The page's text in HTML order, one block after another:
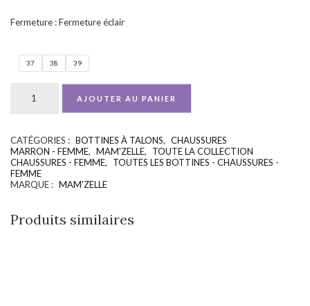
Fermeture : Fermeture éclair
37 38 39
AJOUTER AU PANIER
CATÉGORIES : BOTTINES À TALONS, CHAUSSURES
MARRON - FEMME, MAM'ZELLE,
TOUTE LA COLLECTION
CHAUSSURES - FEMME,
TOUTES LES BOTTINES - CHAUSSURES -
FEMME
MARQUE : MAM'ZELLE
Produits similaires